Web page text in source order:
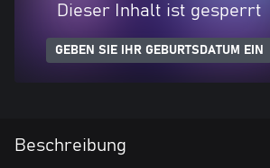
Dieser Inhalt ist gesperrt
GEBEN SIE IHR GEBURTSDATUM EIN
Beschreibung